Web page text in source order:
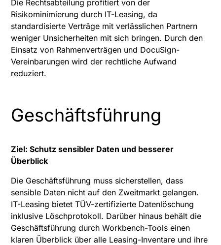
Die Rechtsabteilung profitiert von der
Risikominimierung durch IT-Leasing, da
standardisierte Verträge mit verlässlichen Partnern
weniger Unsicherheiten mit sich bringen. Durch den
Einsatz von Rahmenverträgen und DocuSign-
Vereinbarungen wird der rechtliche Aufwand
reduziert.
Geschäftsführung
Ziel: Schutz sensibler Daten und besserer
Überblick
Die Geschäftsführung muss sicherstellen, dass
sensible Daten nicht auf den Zweitmarkt gelangen.
IT-Leasing bietet TÜV-zertifizierte Datenlöschung
inklusive Löschprotokoll. Darüber hinaus behält die
Geschäftsführung durch Workbench-Tools einen
klaren Überblick über alle Leasing-Inventare und ihre